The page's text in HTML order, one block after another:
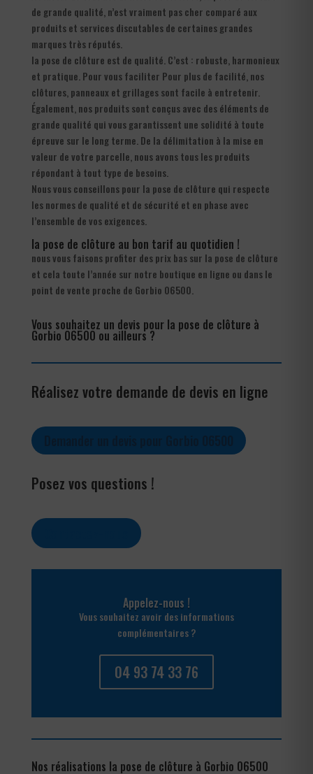
de grande qualité, n’est vraiment pas cher comparé aux
produits et services discutables de certaines grandes
marques très réputés.
la pose de clôture est de qualité. C’est : robuste, harmonieux
et pratique. Pour vous faciliter Pour plus de facilité, nos
clôtures, panneaux et grillages sont facile à entretenir.
Également, nos produits sont conçus avec des éléments de
grande qualité qui vous garantissent une solidité à toute
épreuve sur le long terme. De la délimitation à la mise en
valeur de votre parcelle, nous avons tous les produits
répondant à tout type de besoins.
Nous vous conseillons pour la pose de clôture qui respecte
les normes de qualité et de sécurité et en phase avec
l’ensemble de vos exigences.
la pose de clôture au bon tarif au quotidien !
nous vous faisons profiter des prix bas sur la pose de clôture
et cela toute l’année sur notre boutique en ligne ou dans le
point de vente proche de Gorbio 06500.
Vous souhaitez un devis pour la pose de clôture à
Gorbio 06500 ou ailleurs ?
Réalisez votre demande de devis en ligne
Posez vos questions !
Appelez-nous !
Vous souhaitez avoir des informations
complémentaires ?
04 93 74 33 76
Nos réalisations la pose de clôture à Gorbio 06500